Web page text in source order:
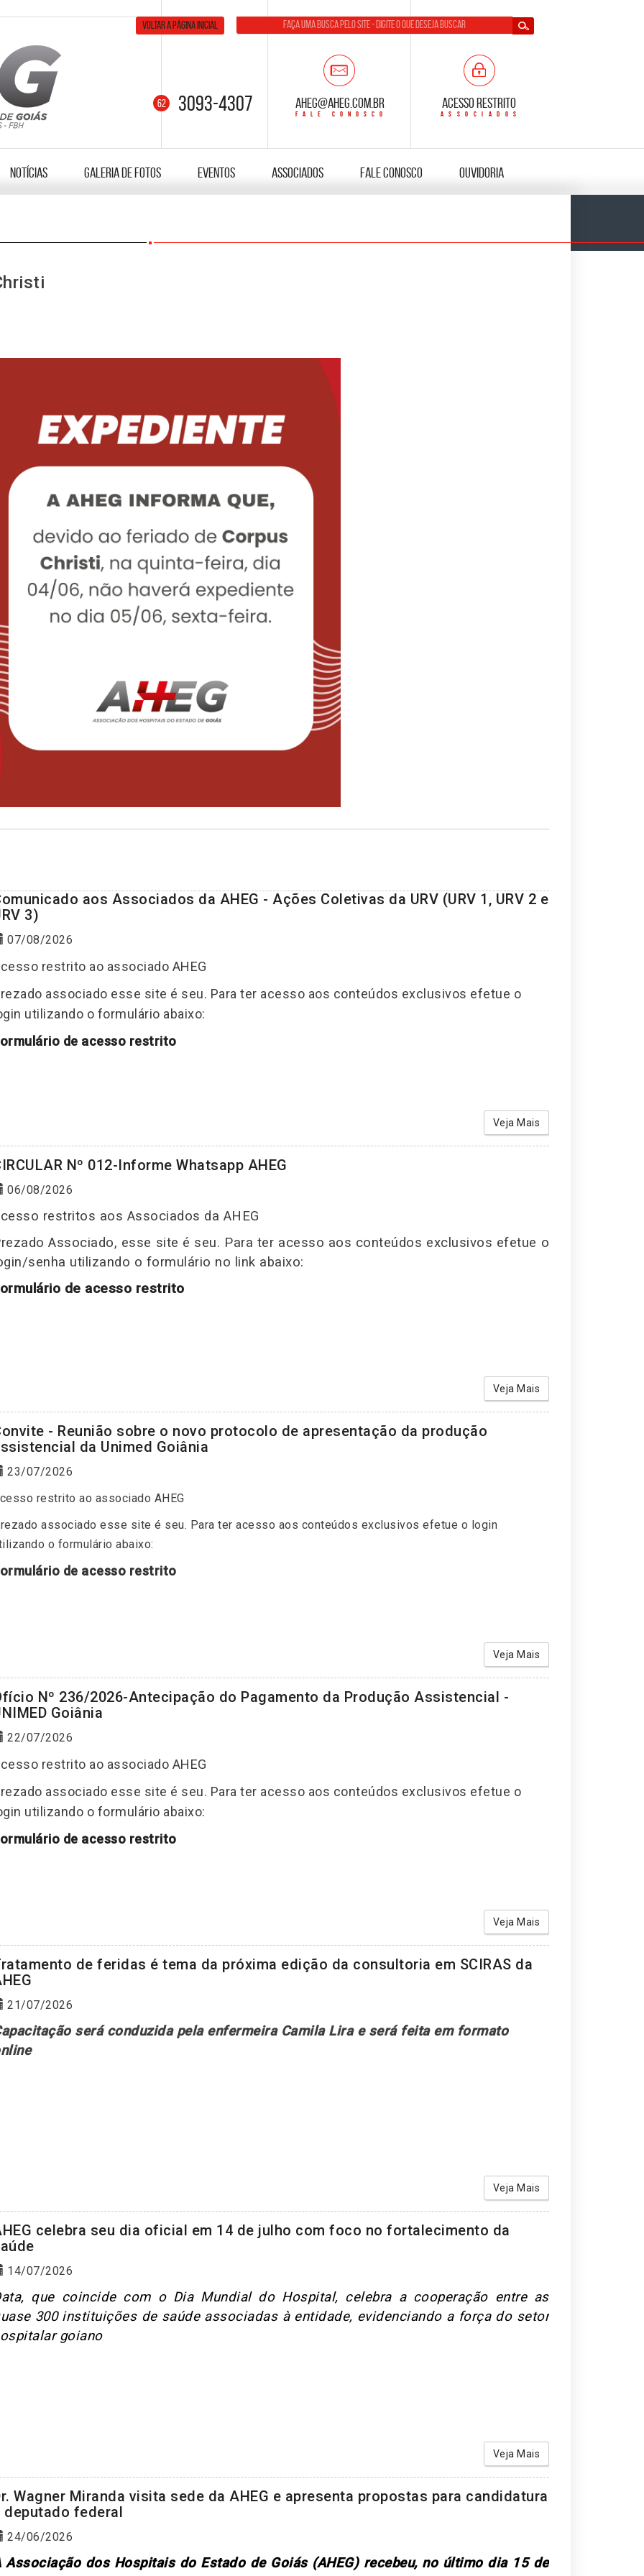
Voltar a página inicial
3093-4307 aheg@aheg.com.br Acesso Restrito
Notícias Galeria de fotos Eventos Associados Fale Conosco Ouvidoria
aos Associados da AHEG - Ações Coletivas da URV (URV 1, URV 2 e
3)
07/08/2026
restrito ao associado AHEG
associado esse site é seu. Para ter acesso aos conteúdos exclusivos efetue o
utilizando o formulário abaixo:
de acesso restrito
Veja Mais
Nº 012-Informe Whatsapp AHEG
06/08/2026
restritos aos Associados da AHEG
Associado, esse site é seu. Para ter acesso aos conteúdos exclusivos efetue o
senha utilizando o formulário no link abaixo:
de acesso restrito
Veja Mais
- Reunião sobre o novo protocolo de apresentação da produção
da Unimed Goiânia
23/07/2026
restrito ao associado AHEG
associado esse site é seu. Para ter acesso aos conteúdos exclusivos efetue o login
o formulário abaixo:
de acesso restrito
Veja Mais
Nº 236/2026-Antecipação do Pagamento da Produção Assistencial -
Goiânia
22/07/2026
restrito ao associado AHEG
associado esse site é seu. Para ter acesso aos conteúdos exclusivos efetue o
utilizando o formulário abaixo:
de acesso restrito
Veja Mais
de feridas é tema da próxima edição da consultoria em SCIRAS da
21/07/2026
será conduzida pela enfermeira Camila Lira e será feita em formato
Veja Mais
celebra seu dia oficial em 14 de julho com foco no fortalecimento da
14/07/2026
que coincide com o Dia Mundial do Hospital, celebra a cooperação entre as
300 instituições de saúde associadas à entidade, evidenciando a força do setor
goiano
Veja Mais
Wagner Miranda visita sede da AHEG e apresenta propostas para candidatura
deputado federal
24/06/2026
Associação dos Hospitais do Estado de Goiás (AHEG) recebeu, no último dia 15 de